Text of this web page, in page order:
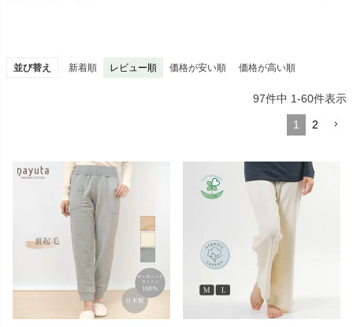
並び替え 新着順 レビュー順 価格が安い順 価格が高い順
97件中 1-60件表示
1 2